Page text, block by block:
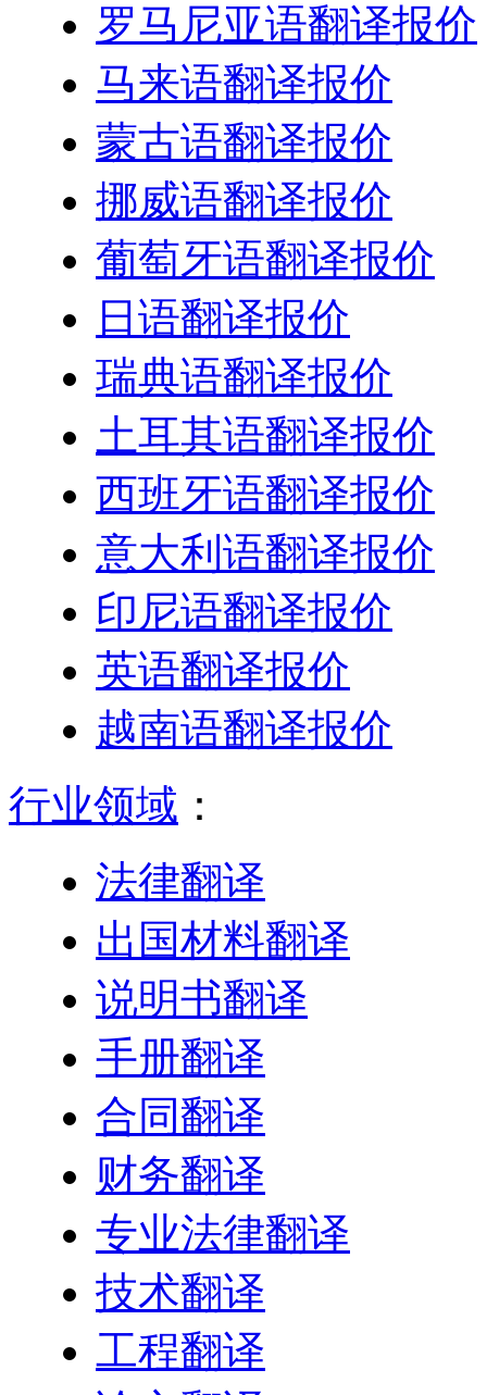
罗马尼亚语翻译报价
马来语翻译报价
蒙古语翻译报价
挪威语翻译报价
葡萄牙语翻译报价
日语翻译报价
瑞典语翻译报价
土耳其语翻译报价
西班牙语翻译报价
意大利语翻译报价
印尼语翻译报价
英语翻译报价
越南语翻译报价
行业领域 ：
法律翻译
出国材料翻译
说明书翻译
手册翻译
合同翻译
财务翻译
专业法律翻译
技术翻译
工程翻译